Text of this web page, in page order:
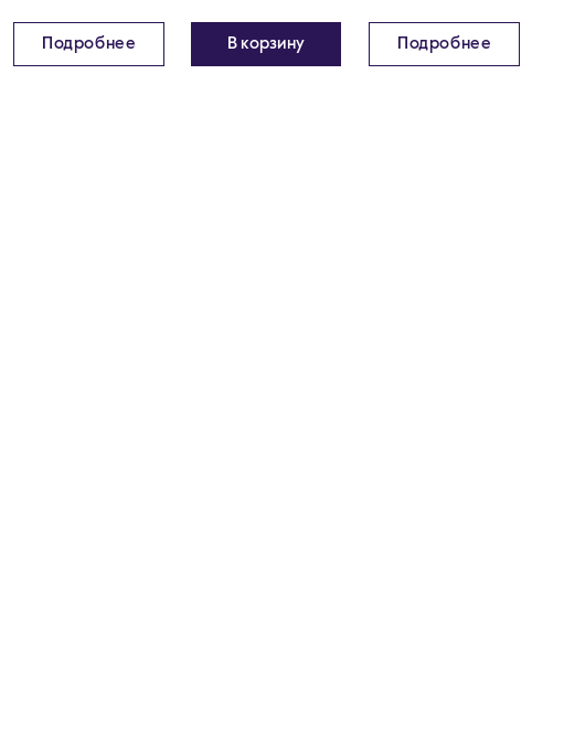
Подробнее В корзину Подробнее